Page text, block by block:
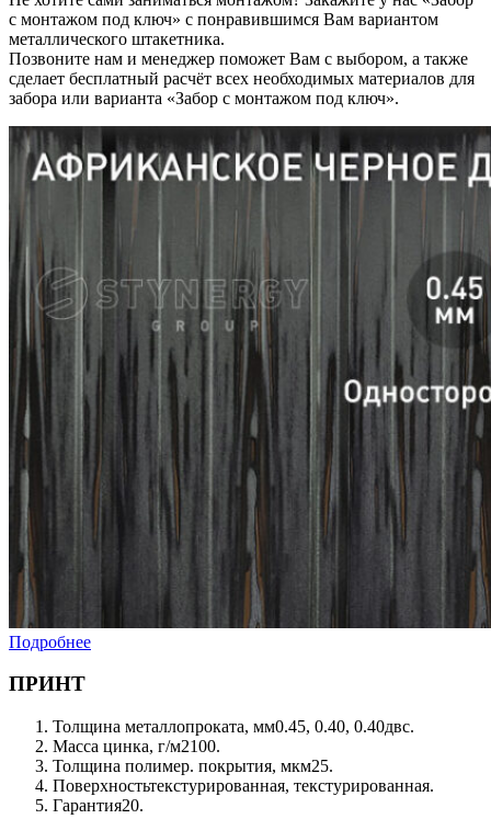
с монтажом под ключ» с понравившимся Вам вариантом
металлического штакетника.
Позвоните нам и менеджер поможет Вам с выбором, а также
сделает бесплатный расчёт всех необходимых материалов для
забора или варианта «Забор с монтажом под ключ».
Подробнее
ПРИНТ
Толщина металлопроката, мм0.45, 0.40, 0.40двс.
Масса цинка, г/м2100.
Толщина полимер. покрытия, мкм25.
Поверхностьтекстурированная, текстурированная.
Гарантия20.